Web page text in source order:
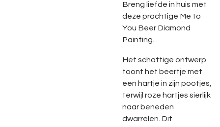
Breng liefde in huis met
deze prachtige Me to
You Beer Diamond
Painting.
Het schattige ontwerp
toont het beertje met
een hartje in zijn pootjes,
terwijl roze hartjes sierlijk
naar beneden
dwarrelen. Dit